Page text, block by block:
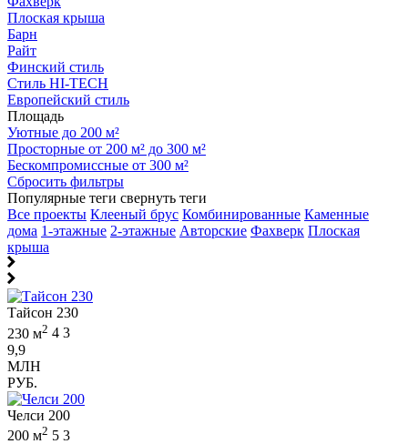
Плоская крыша
Барн
Райт
Финский стиль
Стиль HI-TECH
Европейский стиль
Площадь
Уютные до 200 м²
Просторные от 200 м² до 300 м²
Бескомпромиссные от 300 м²
Сбросить фильтры
Популярные теги свернуть теги
Все проекты Клееный брус Комбинированные Каменные
дома 1-этажные 2-этажные Авторские Фахверк Плоская
крыша
Тайсон 230
230 м2 4 3
9,9
МЛН
РУБ.
Челси 200
200 м2 5 3